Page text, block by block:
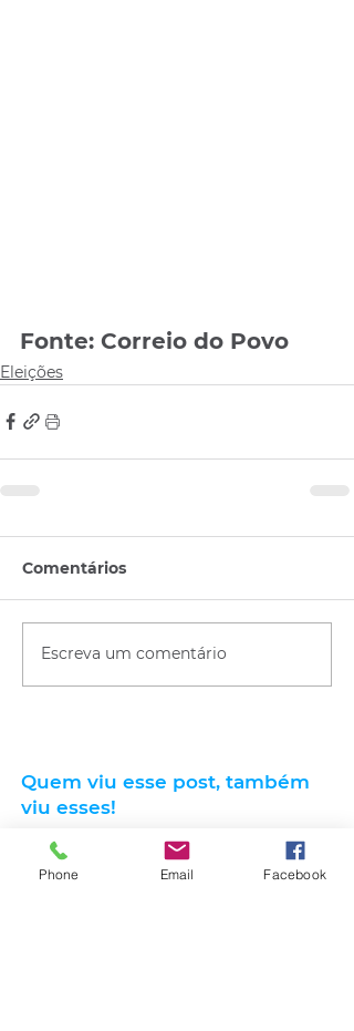
Fonte: Correio do Povo
Eleições
Comentários
Escreva um comentário
Quem viu esse post, também
viu esses!
Phone Email Facebook